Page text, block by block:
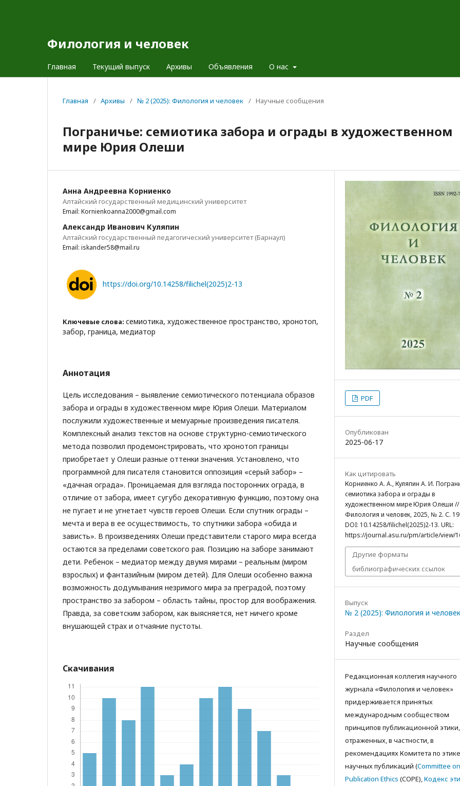
Филология и человек
Главная Текущий выпуск Архивы Объявления О нас
Главная / Архивы / № 2 (2025): Филология и человек / Научные сообщения
Пограничье: семиотика забора и ограды в художественном
мире Юрия Олеши
Анна Андреевна Корниенко
Алтайский государственный медицинский университет
Email: Kornienkoanna2000@gmail.com
Александр Иванович Куляпин
Алтайский государственный педагогический университет (Барнаул)
Email: iskander58@mail.ru
https://doi.org/10.14258/filichel(2025)2-13
Ключевые слова: семиотика, художественное пространство, хронотоп,
забор, граница, медиатор
Аннотация
Цель исследования – выявление семиотического потенциала образов
забора и ограды в художественном мире Юрия Олеши. Материалом
послужили художественные и мемуарные произведения писателя.
Комплексный анализ текстов на основе структурно-семиотического
метода позволил продемонстрировать, что хронотоп границы
приобретает у Олеши разные оттенки значения. Установлено, что
программной для писателя становится оппозиция «серый забор» –
«дачная ограда». Проницаемая для взгляда посторонних ограда, в
отличие от забора, имеет сугубо декоративную функцию, поэтому она
не пугает и не угнетает чувств героев Олеши. Если спутник ограды –
мечта и вера в ее осуществимость, то спутники забора «обида и
зависть». В произведениях Олеши представители старого мира всегда
остаются за пределами советского рая. Позицию на заборе занимают
дети. Ребенок – медиатор между двумя мирами – реальным (миром
взрослых) и фантазийным (миром детей). Для Олеши особенно важна
возможность додумывания незримого мира за преградой, поэтому
пространство за забором – область тайны, простор для воображения.
Правда, за советским забором, как выясняется, нет ничего кроме
внушающей страх и отчаяние пустоты.
Скачивания
PDF
Опубликован
2025-06-17
Как цитировать
Корниенко А. А., Куляпин А. И.
семиотика забора и ограды в
художественном мире Юрия Олеши //
Филология и человек, 2025, № 2. С.
DOI: 10.14258/filichel(2025)2-13. URL:
https://journal.asu.ru/pm/article/view/
Другие форматы
библиографических ссылок
Выпуск
№ 2 (2025): Филология и человек
Раздел
Научные сообщения
Редакционная коллегия научного
журнала «Филология и человек»
придерживается принятых
международным сообществом
принципов публикационной этики,
отраженных, в частности, в
рекомендациях Комитета по этике
научных публикаций (Committee on
Publication Ethics (COPE),Кодекс